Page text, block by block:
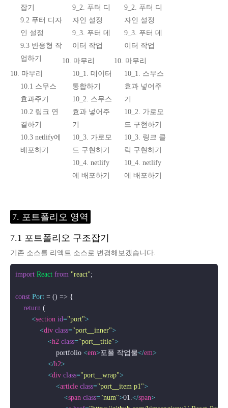
잡기
9.2 푸터 디자
인 설정
9.3 반응형 작
업하기
10. 마무리
10.1 스무스
효과주기
10.2 링크 연
결하기
10.3 netlify에
배포하기
9_2. 푸터 디
자인 설정
9_3. 푸터 데
이터 작업
10. 마무리
10_1. 데이터
통합하기
10_2. 스무스
효과 넣어주
기
10_3. 가로모
드 구현하기
10_4. netlify
에 배포하기
9_2. 푸터 디
자인 설정
9_3. 푸터 데
이터 작업
10. 마무리
10_1. 스무스
효과 넣어주
기
10_2. 가로모
드 구현하기
10_3. 링크 클
릭 구현하기
10_4. netlify
에 배포하기
7. 포트폴리오 영역
7.1 포트폴리오 구조잡기
기존 소스를 리액트 소스로 변경해보겠습니다.
import React from "react";
const Port = () => {
return (
<section id="port">
<div class="port__inner">
<h2 class="port__title">
                    portfolio
<em>포폴 작업물</em>
</h2>
<div class="port__wrap">
<article class="port__item p1">
<span class="num">01.</span>